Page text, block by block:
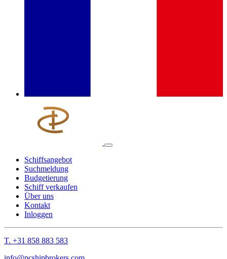
Schiffsangebot
Suchmeldung
Budgetierung
Schiff verkaufen
Über uns
Kontakt
Inloggen
T. +31 858 883 583